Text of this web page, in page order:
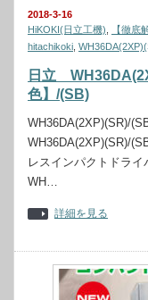
2018-3-16
HiKOKI(日立工機)
【徹底
hitachikoki
日立
色】/(SB)
WH36DA(2XP)(SR)/
WH36DA(2XP)(SR)/
レスインパクトドラ
WH…
詳細を見る